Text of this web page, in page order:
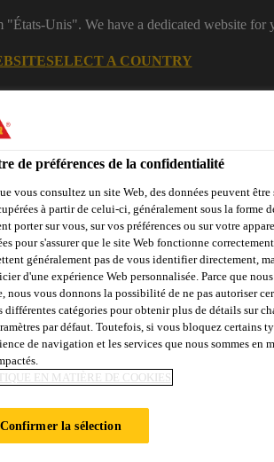
Unis". We have a dedicated website for
SELECT A COUNTRY
Qui sommes nous Sika at
de préférences de la confidentialité
vous consultez un site Web, des données peuvent
à partir de celui-ci, généralement sous la forme
porter sur vous, sur vos préférences ou sur votre
pour s'assurer que le site Web fonctionne
généralement pas de vous identifier directement,
d'une expérience Web personnalisée. Parce que
nous vous donnons la possibilité de ne pas autoriser
différentes catégories pour obtenir plus de détails sur
par défaut. Toutefois, si vous bloquez certains
de navigation et les services que nous sommes en
EN MATIÈRE DE COOKIES
Confirmer la sélection